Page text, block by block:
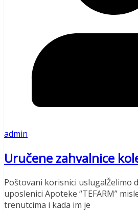
admin
Uručene zahvalnice
Poštovani korisnici usluga!Želimo
uposlenici Apoteke “TEFARM”
trenutcima i kada im je